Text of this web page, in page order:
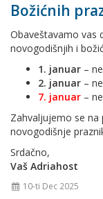
Božićnih
Obaveštavamo vas
novogodišnjih i
1. januar –
2. januar –
7. januar –
Zahvaljujemo se na
novogodišnje
Srdačno,
Vaš Adriahost
10-ti Dec 2025